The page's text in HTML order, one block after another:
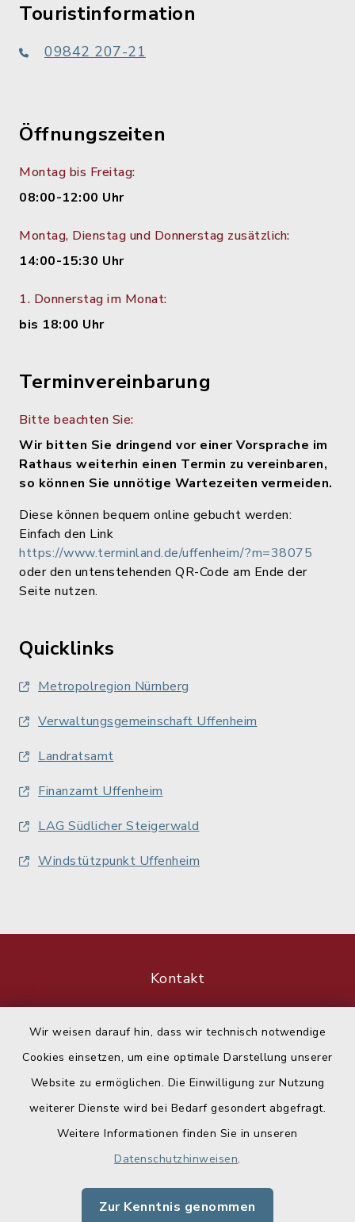
Wir weisen darauf hin, dass wir technisch notwendige
Cookies einsetzen, um eine optimale Darstellung unserer
Website zu ermöglichen. Die Einwilligung zur Nutzung
weiterer Dienste wird bei Bedarf gesondert abgefragt.
Weitere Informationen finden Sie in unseren
Datenschutzhinweisen.
Zur Kenntnis genommen
Touristinformation
09842 207-21
Öffnungszeiten
Montag bis Freitag:
08:00-12:00 Uhr
Montag, Dienstag und Donnerstag zusätzlich:
14:00-15:30 Uhr
1. Donnerstag im Monat:
bis 18:00 Uhr
Terminvereinbarung
Bitte beachten Sie:
Wir bitten Sie dringend vor einer Vorsprache im
Rathaus weiterhin einen Termin zu vereinbaren,
so können Sie unnötige Wartezeiten vermeiden.
Diese können bequem online gebucht werden:
Einfach den Link
https://www.terminland.de/uffenheim/?m=38075
oder den untenstehenden QR-Code am Ende der
Seite nutzen.
Quicklinks
Metropolregion Nürnberg
Verwaltungsgemeinschaft Uffenheim
Landratsamt
Finanzamt Uffenheim
LAG Südlicher Steigerwald
Windstützpunkt Uffenheim
Kontakt
Datenschutz
Impressum
Sitemap
Cookie-Einstellungen